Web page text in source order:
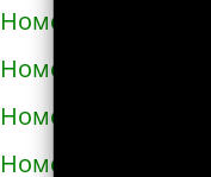
Номера
Номера
Номера
Номера